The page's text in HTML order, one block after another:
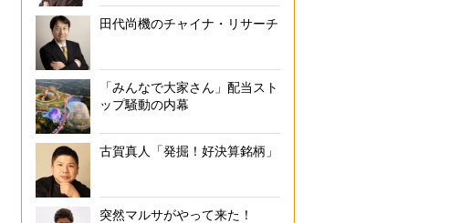
田代尚機のチャイナ・リサーチ
「みんなで大家さん」配当スト
ップ騒動の内幕
古賀真人「発掘！好決算銘柄」
突然マルサがやって来た！